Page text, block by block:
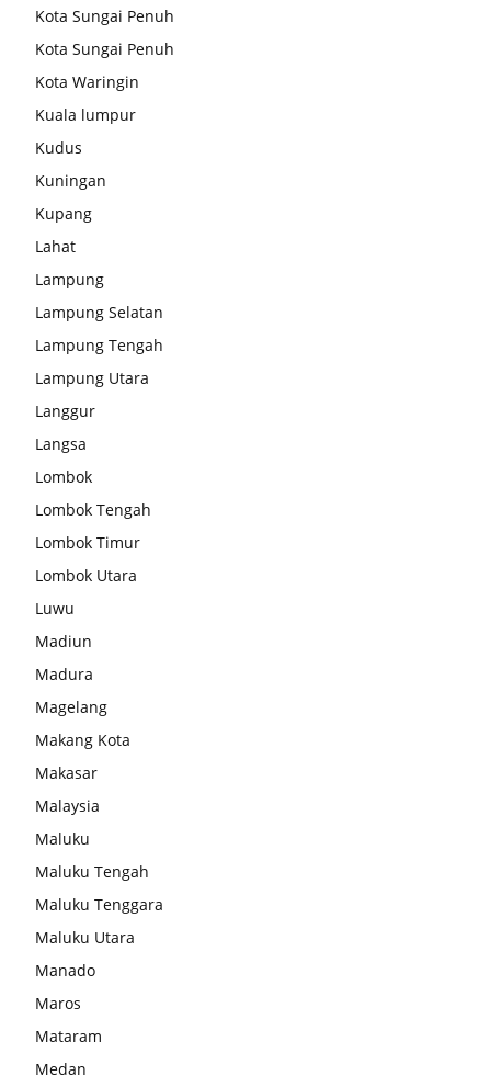
Kota Sungai Penuh
Kota Sungai Penuh
Kota Waringin
Kuala lumpur
Kudus
Kuningan
Kupang
Lahat
Lampung
Lampung Selatan
Lampung Tengah
Lampung Utara
Langgur
Langsa
Lombok
Lombok Tengah
Lombok Timur
Lombok Utara
Luwu
Madiun
Madura
Magelang
Makang Kota
Makasar
Malaysia
Maluku
Maluku Tengah
Maluku Tenggara
Maluku Utara
Manado
Maros
Mataram
Medan